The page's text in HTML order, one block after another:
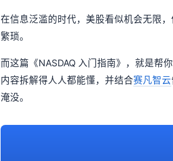
在信息泛滥的时代，美股看似机会无限
繁琐。
而这篇《NASDAQ 入门指南》，就是帮
内容拆解得人人都能懂，并结合赛凡智云
淹没。